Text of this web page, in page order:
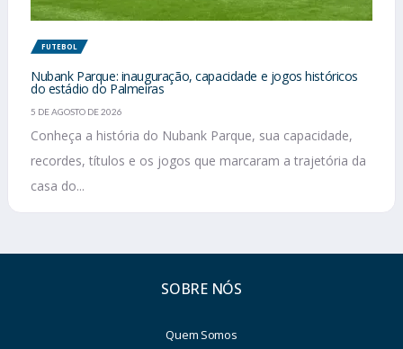
FUTEBOL
Nubank Parque: inauguração, capacidade e jogos históricos
do estádio do Palmeiras
5 DE AGOSTO DE 2026
Conheça a história do Nubank Parque, sua capacidade,
recordes, títulos e os jogos que marcaram a trajetória da
casa do...
SOBRE NÓS
Quem Somos